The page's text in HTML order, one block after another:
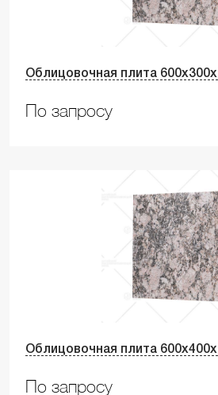
Облицовочная плита
По запросу
Облицовочная плита
По запросу